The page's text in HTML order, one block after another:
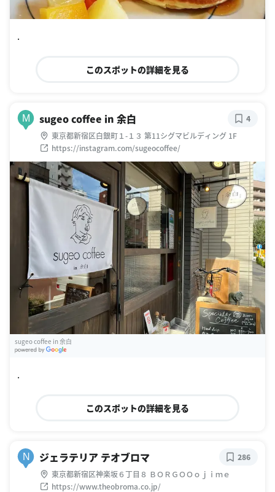
.
このスポットの詳細を見る
M sugeo coffee in 余白
東京都新宿区白銀町１-１３ 第11シグマビルディング 1F
https://instagram.com/sugeocoffee/
4
sugeo coffee in 余白
.
このスポットの詳細を見る
N ジェラテリア テオブロマ
東京都新宿区神楽坂６丁目８ ＢＯＲＧＯＯｏｊｉｍｅ
https://www.theobroma.co.jp/
286